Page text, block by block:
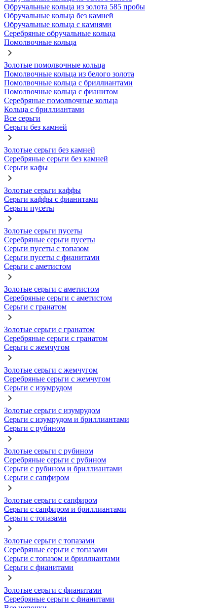
Обручальные кольца из золота 585 пробы
Обручальные кольца без камней
Обручальные кольца с камнями
Серебряные обручальные кольца
Помолвочные кольца
Золотые помолвочные кольца
Помолвочные кольца из белого золота
Помолвочные кольца с бриллиантами
Помолвочные кольца с фианитом
Серебряные помолвочные кольца
Кольца с бриллиантами
Все серьги
Серьги без камней
Золотые серьги без камней
Серебряные серьги без камней
Серьги кафы
Золотые серьги каффы
Серьги каффы с фианитами
Серьги пусеты
Золотые серьги пусеты
Серебряные серьги пусеты
Серьги пусеты с топазом
Серьги пусеты с фианитами
Серьги с аметистом
Золотые серьги с аметистом
Серебряные серьги с аметистом
Серьги с гранатом
Золотые серьги с гранатом
Серебряные серьги с гранатом
Серьги с жемчугом
Золотые серьги с жемчугом
Серебряные серьги с жемчугом
Серьги с изумрудом
Золотые серьги с изумрудом
Серьги с изумрудом и бриллиантами
Серьги с рубином
Золотые серьги с рубином
Серебряные серьги с рубином
Серьги с рубином и бриллиантами
Серьги с сапфиром
Золотые серьги с сапфиром
Серьги с сапфиром и бриллиантами
Серьги с топазами
Золотые серьги с топазами
Серебряные серьги с топазами
Серьги с топазом и бриллиантами
Серьги с фианитами
Золотые серьги с фианитами
Серебряные серьги с фианитами